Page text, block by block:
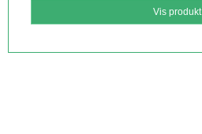
Vis produkt